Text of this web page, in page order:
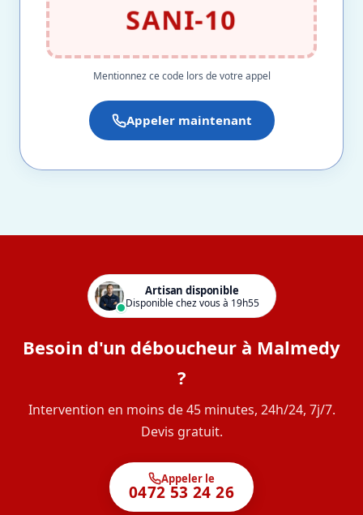
SANI-10
Mentionnez ce code lors de votre appel
Appeler maintenant
Artisan disponible
Disponible chez vous à 19h55
Besoin d'un déboucheur à Malmedy
?
Intervention en moins de 45 minutes, 24h/24, 7j/7.
Devis gratuit.
Appeler le
0472 53 24 26